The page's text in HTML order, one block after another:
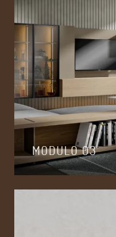
MODULO 03